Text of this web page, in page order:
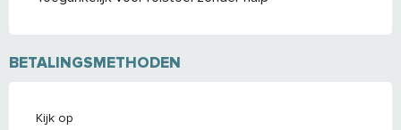
BETALINGSMETHODEN
Kijk op